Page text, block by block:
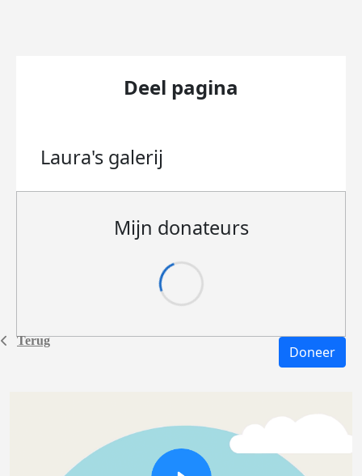
Terug
Deel pagina
Laura's galerij
Mijn donateurs
Doneer